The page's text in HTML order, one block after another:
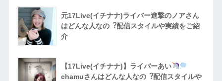
元17Live(イチナナ)ライバー進撃のノアさん
はどんな人なの︖配信スタイルや実績をご紹
介
【17Live(イチナナ)】ライバーあい
chamuさんはどんな人なの︖配信スタイルや